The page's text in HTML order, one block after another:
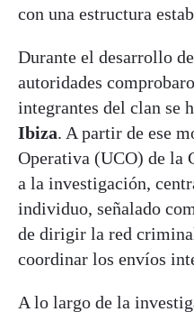
con una estructura
Durante el desarrollo
autoridades
integrantes del clan se
Ibiza. A partir de ese
Operativa (UCO) de la
a la investigación,
individuo, señalado
de dirigir la red
coordinar los envíos
A lo largo de la